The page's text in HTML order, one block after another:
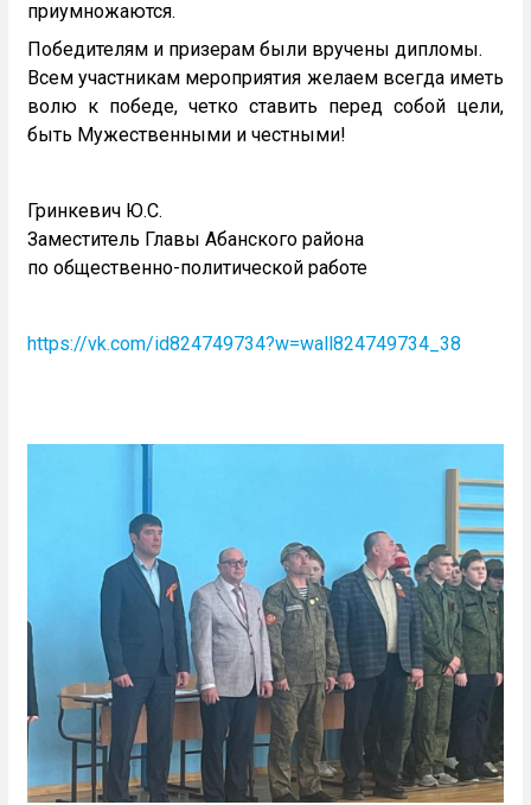
приумножаются.
Победителям и призерам были вручены дипломы.
Всем участникам мероприятия желаем всегда иметь
волю к победе, четко ставить перед собой цели,
быть Мужественными и честными!
Гринкевич Ю.С.
Заместитель Главы Абанского района
по общественно-политической работе
https://vk.com/id824749734?w=wall824749734_38